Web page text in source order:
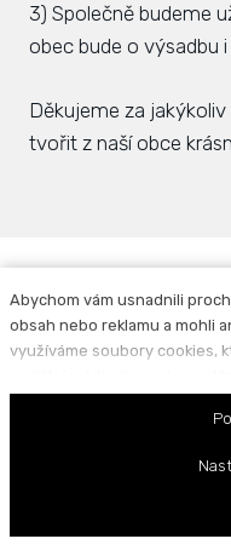
3) Společně budeme
obec bude o výsadbu
Děkujeme za
tvořit z naší obce
Facebook
Povinně
Abychom vám usnadnili
obsah nebo reklamu a mohli
využíváme soubory cookies,
Podrobnější informace